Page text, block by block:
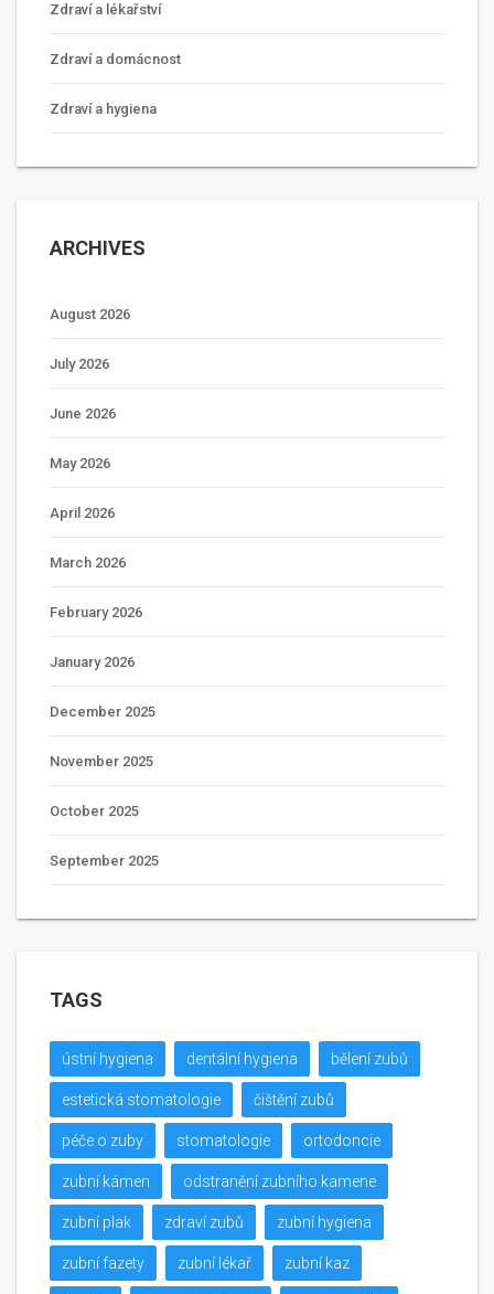
Zdraví a lékařství
Zdraví a domácnost
Zdraví a hygiena
ARCHIVES
August 2026
July 2026
June 2026
May 2026
April 2026
March 2026
February 2026
January 2026
December 2025
November 2025
October 2025
September 2025
TAGS
ústní hygiena dentální hygiena bělení zubů
estetická stomatologie čištění zubů
péče o zuby stomatologie ortodoncie
zubní kámen odstranění zubního kamene
zubní plak zdraví zubů zubní hygiena
zubní fazety zubní lékař zubní kaz